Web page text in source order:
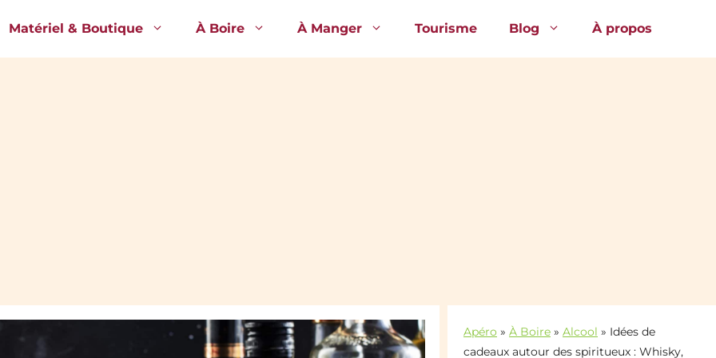
Matériel & Boutique À Boire À Manger Tourisme Blog À propos
Apéro » À Boire » Alcool » Idées de
cadeaux autour des spiritueux : Whisky,